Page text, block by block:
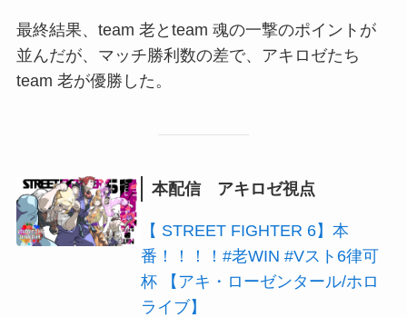
最終結果、team 老とteam 魂の一撃のポイントが
並んだが、マッチ勝利数の差で、アキロゼたち
team 老が優勝した。
本配信 アキロゼ視点
【 STREET FIGHTER 6】本
番！！！！#老WIN #Vスト6律可
杯 【アキ・ローゼンタール/ホロ
ライブ】